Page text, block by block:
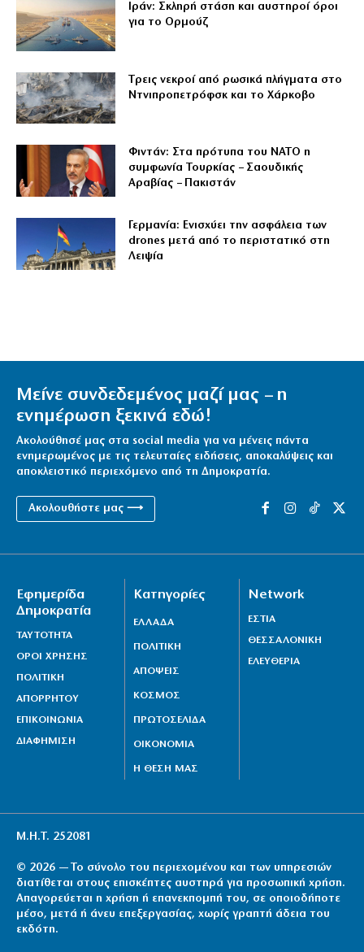
Ιράν: Σκληρή στάση και αυστηροί όροι
για το Ορμούζ
Tρεις νεκροί από ρωσικά πλήγματα στο
Ντνιπροπετρόφσκ και το Χάρκοβο
Φιντάν: Στα πρότυπα του ΝΑΤΟ η
συμφωνία Τουρκίας – Σαουδικής
Αραβίας – Πακιστάν
Γερμανία: Ενισχύει την ασφάλεια των
drones μετά από το περιστατικό στη
Λειψία
Μείνε συνδεδεμένος μαζί μας – η
ενημέρωση ξεκινά εδώ!
Ακολούθησέ μας στα social media για να μένεις πάντα
ενημερωμένος με τις τελευταίες ειδήσεις, αποκαλύψεις και
αποκλειστικό περιεχόμενο από τη Δημοκρατία.
Ακολουθήστε μας ⟶
Εφημερίδα
Δημοκρατία
ΤΑΥΤΟΤΗΤΑ
ΟΡΟΙ ΧΡΗΣΗΣ
ΠΟΛΙΤΙΚΗ
ΑΠΟΡΡΗΤΟΥ
ΕΠΙΚΟΙΝΩΝΙΑ
ΔΙΑΦΗΜΙΣΗ
Κατηγορίες
ΕΛΛΑΔΑ
ΠΟΛΙΤΙΚΗ
ΑΠΟΨΕΙΣ
ΚΟΣΜΟΣ
ΠΡΩΤΟΣΕΛΙΔΑ
ΟΙΚΟΝΟΜΙΑ
Η ΘΕΣΗ ΜΑΣ
Network
ΕΣΤΙΑ
ΘΕΣΣΑΛΟΝΙΚΗ
ΕΛΕΥΘΕΡΙΑ
Μ.Η.Τ. 252081
© 2026 — Το σύνολο του περιεχομένου και των υπηρεσιών
διατίθεται στους επισκέπτες αυστηρά για προσωπική χρήση.
Απαγορεύεται η χρήση ή επανεκπομπή του, σε οποιοδήποτε
μέσο, μετά ή άνευ επεξεργασίας, χωρίς γραπτή άδεια του
εκδότη.